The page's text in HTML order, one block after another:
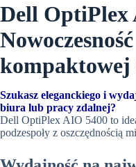
Dell OptiPlex
Szukasz eleganckiego i
biura lub pracy zdalnej?
Dell OptiPlex AIO 5400 to
podzespoły z oszczędnością